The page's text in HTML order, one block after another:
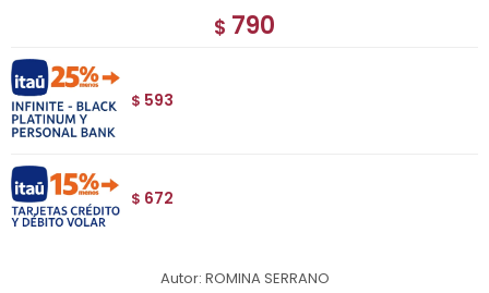
$ 790
$ 593
$ 672
Autor: ROMINA SERRANO